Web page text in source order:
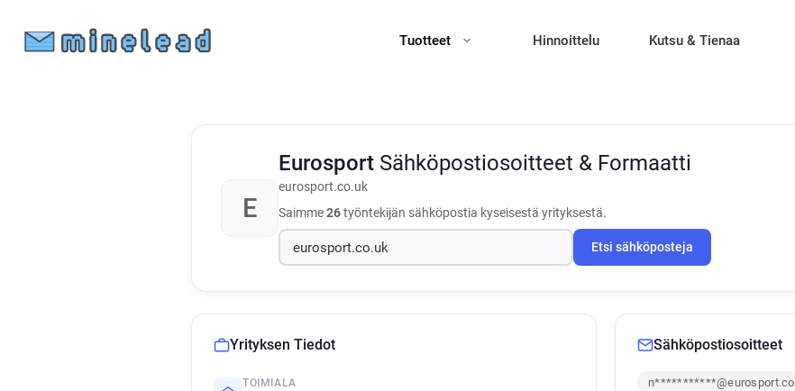
Tuotteet Hinnoittelu Kutsu & Tienaa
E
Eurosport Sähköpostiosoitteet & Formaatti
eurosport.co.uk
Saimme26työntekijän sähköpostia kyseisestä yrityksestä.
Etsi sähköposteja
Yrityksen Tiedot
TOIMIALA
Sähköpostiosoitteet